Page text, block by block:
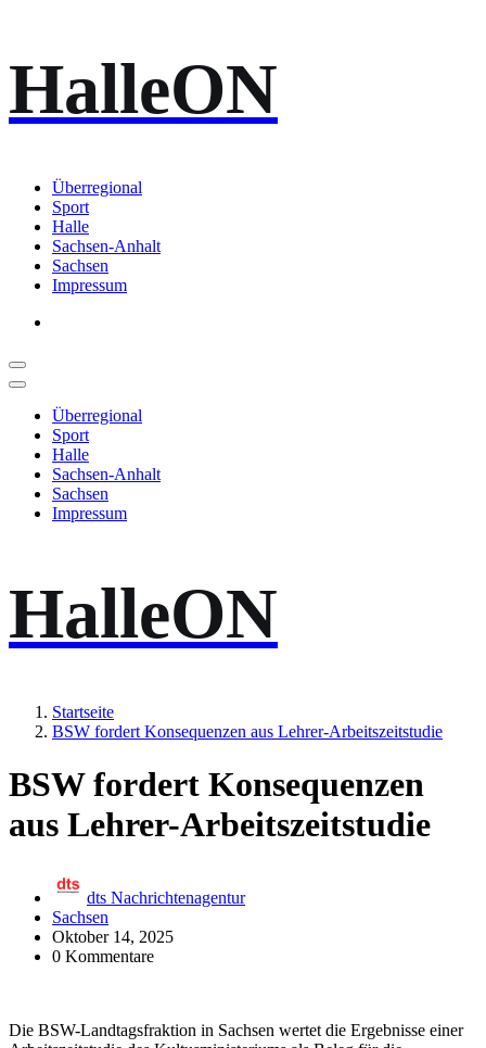
Inhalt
springen
HalleON
Überregional
Sport
Halle
Sachsen-Anhalt
Sachsen
Impressum
Überregional
Sport
Halle
Sachsen-Anhalt
Sachsen
Impressum
HalleON
Startseite
BSW fordert Konsequenzen aus Lehrer-Arbeitszeitstudie
BSW fordert Konsequenzen
aus Lehrer-Arbeitszeitstudie
dts Nachrichtenagentur
Sachsen
Oktober 14, 2025
0 Kommentare
Die BSW-Landtagsfraktion in Sachsen wertet die Ergebnisse einer